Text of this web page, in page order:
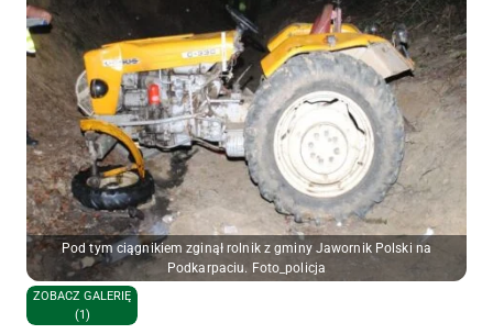
Pod tym ciągnikiem zginął rolnik z gminy Jawornik Polski na
Podkarpaciu. Foto_policja
ZOBACZ GALERIĘ
(1)